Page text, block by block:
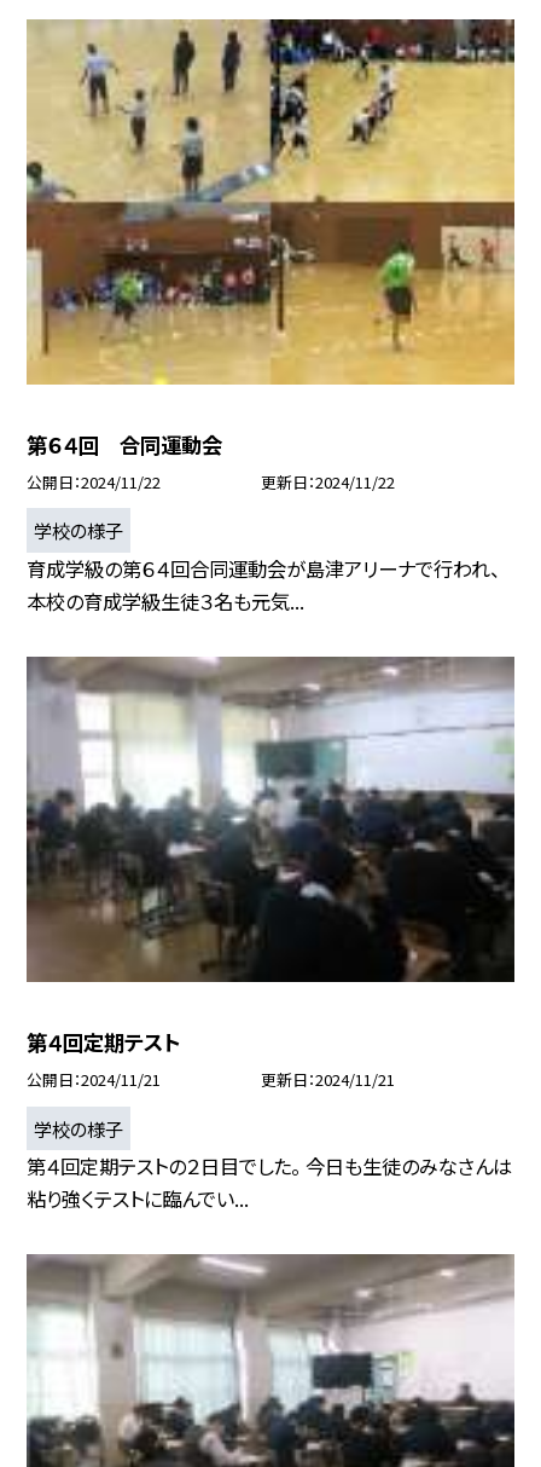
第６４回 合同運動会
公開日 2024/11/22 更新日 2024/11/22
学校の様子
育成学級の第６４回合同運動会が島津アリーナで行われ、
本校の育成学級生徒３名も元気...
第４回定期テスト
公開日 2024/11/21 更新日 2024/11/21
学校の様子
第４回定期テストの２日目でした。 今日も生徒のみなさんは
粘り強くテストに臨んでい...